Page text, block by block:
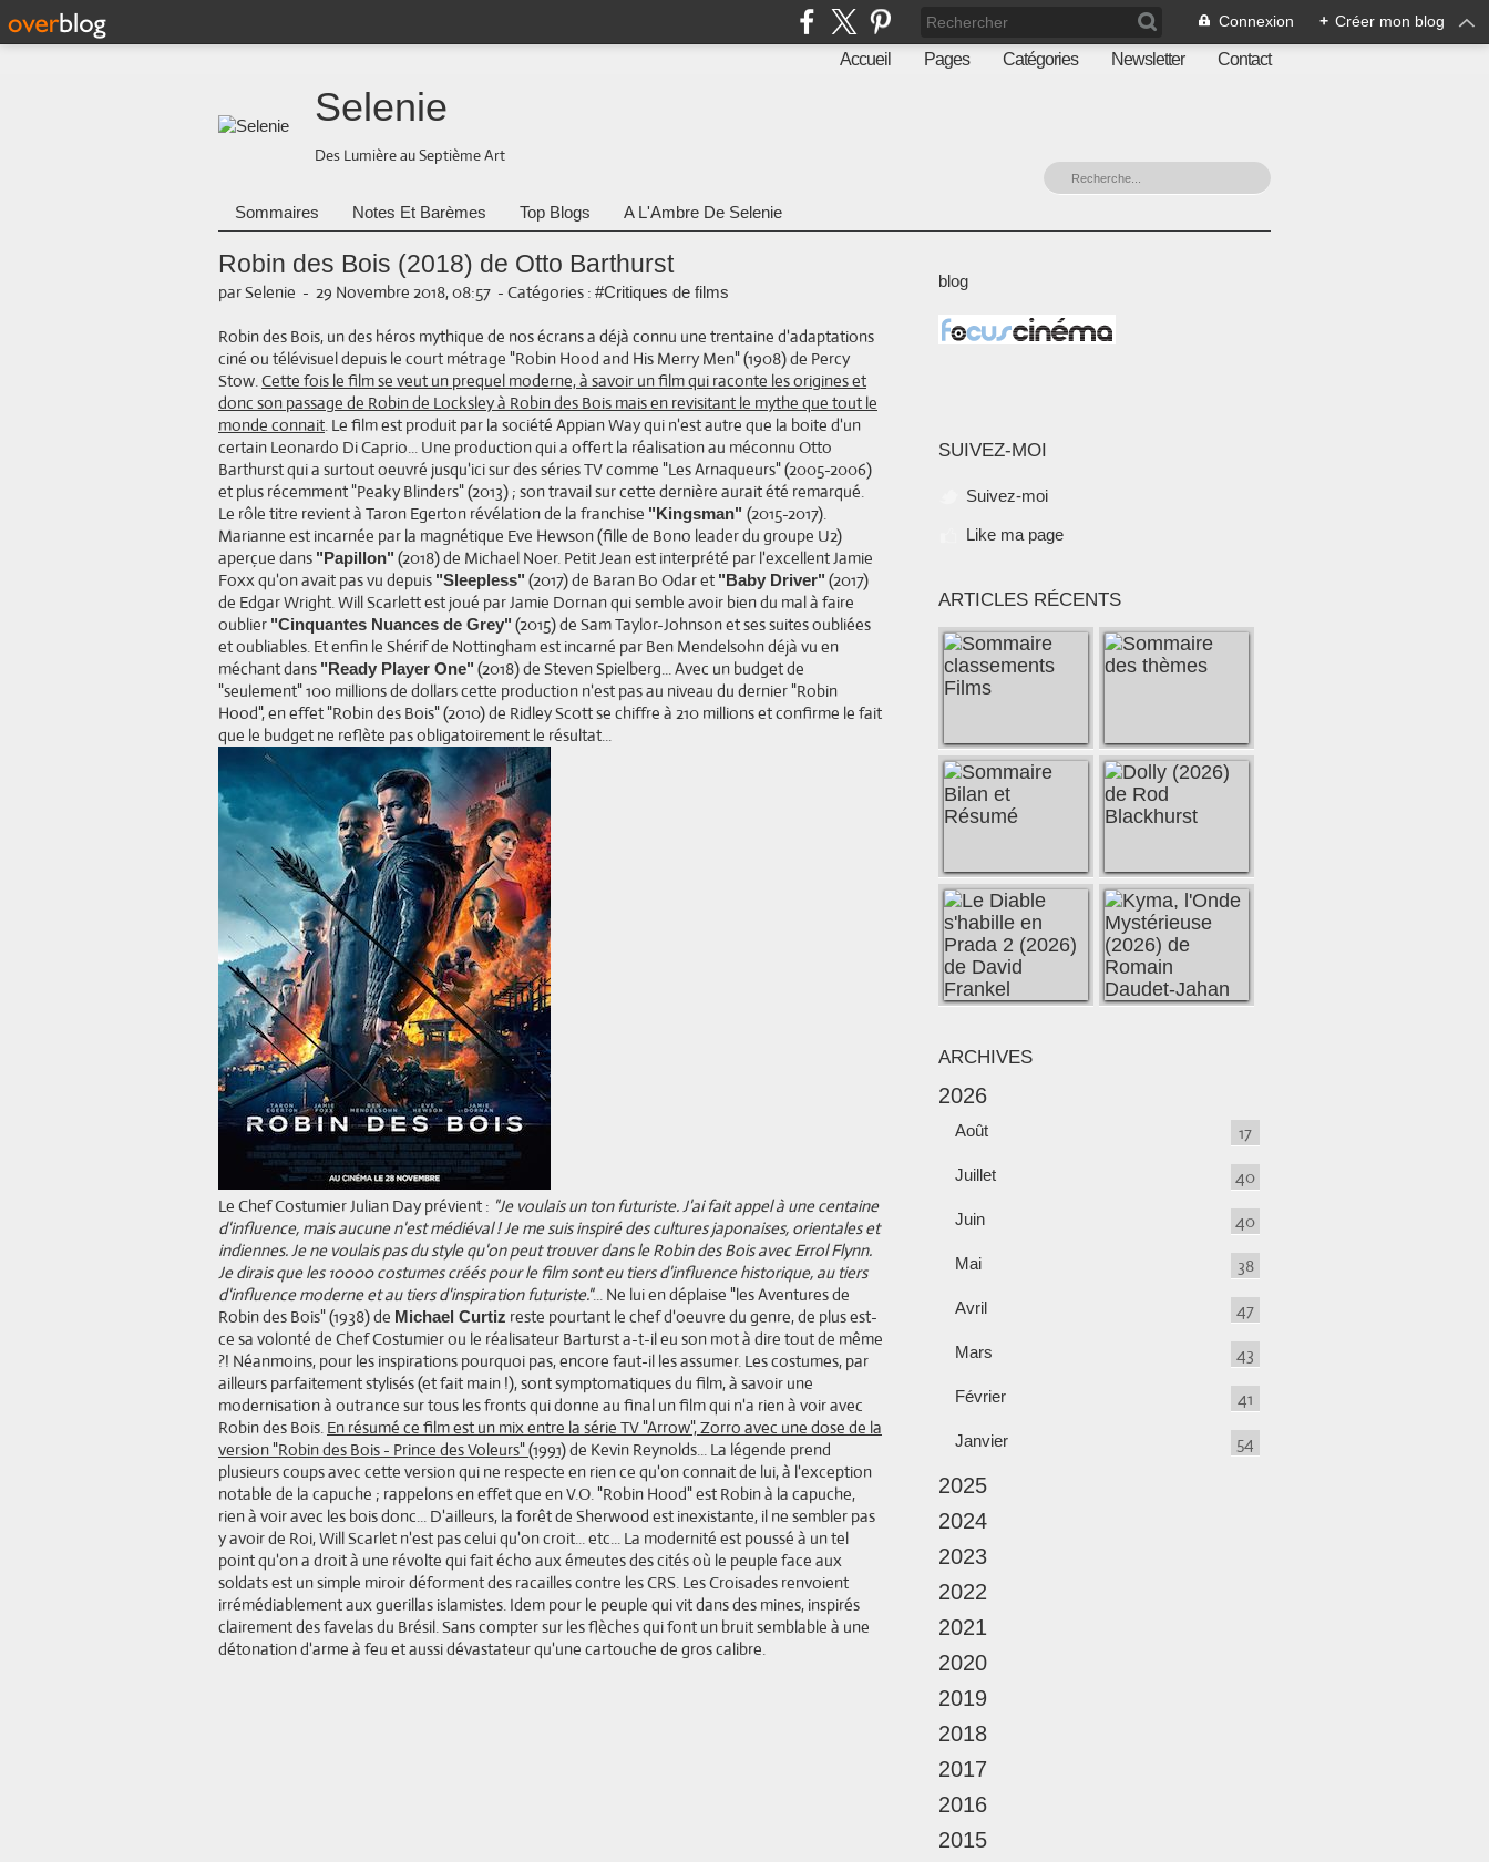
Connexion + Créer mon blog
Accueil Pages Catégories Newsletter Contact
Selenie
Des Lumière au Septième Art
Sommaires Notes Et Barèmes Top Blogs A L'Ambre De Selenie
Robin des Bois (2018) de Otto Barthurst
par Selenie - 29 Novembre 2018, 08:57 - Catégories : #Critiques de films
Robin des Bois, un des héros mythique de nos écrans a déjà connu une trentaine d'adaptations
ciné ou télévisuel depuis le court métrage "Robin Hood and His Merry Men" (1908) de Percy
Stow.Cette fois le film se veut un prequel moderne, à savoir un film qui raconte les origines et
donc son passage de Robin de Locksley à Robin des Bois mais en revisitant le mythe que tout le
monde connait. Le film est produit par la société Appian Way qui n'est autre que la boite d'un
certain Leonardo Di Caprio... Une production qui a offert la réalisation au méconnu Otto
Barthurst qui a surtout oeuvré jusqu'ici sur des séries TV comme "Les Arnaqueurs" (2005-2006)
et plus récemment "Peaky Blinders" (2013) ; son travail sur cette dernière aurait été remarqué.
Le rôle titre revient à Taron Egerton révélation de la franchise "Kingsman" (2015-2017).
Marianne est incarnée par la magnétique Eve Hewson (fille de Bono leader du groupe U2)
aperçue dans "Papillon" (2018) de Michael Noer. Petit Jean est interprété par l'excellent Jamie
Foxx qu'on avait pas vu depuis "Sleepless" (2017) de Baran Bo Odar et "Baby Driver" (2017)
de Edgar Wright. Will Scarlett est joué par Jamie Dornan qui semble avoir bien du mal à faire
oublier "Cinquantes Nuances de Grey" (2015) de Sam Taylor-Johnson et ses suites oubliées
et oubliables. Et enfin le Shérif de Nottingham est incarné par Ben Mendelsohn déjà vu en
méchant dans "Ready Player One" (2018) de Steven Spielberg... Avec un budget de
"seulement" 100 millions de dollars cette production n'est pas au niveau du dernier "Robin
Hood", en effet "Robin des Bois" (2010) de Ridley Scott se chiffre à 210 millions et confirme le fait
que le budget ne reflète pas obligatoirement le résultat...
Le Chef Costumier Julian Day prévient : "Je voulais un ton futuriste. J'ai fait appel à une centaine
d'influence, mais aucune n'est médiéval ! Je me suis inspiré des cultures japonaises, orientales et
indiennes. Je ne voulais pas du style qu'on peut trouver dans le Robin des Bois avec Errol Flynn.
Je dirais que les 10000 costumes créés pour le film sont eu tiers d'influence historique, au tiers
d'influence moderne et au tiers d'inspiration futuriste."... Ne lui en déplaise "les Aventures de
Robin des Bois" (1938) de Michael Curtiz reste pourtant le chef d'oeuvre du genre, de plus est-
ce sa volonté de Chef Costumier ou le réalisateur Barturst a-t-il eu son mot à dire tout de même
?! Néanmoins, pour les inspirations pourquoi pas, encore faut-il les assumer. Les costumes, par
ailleurs parfaitement stylisés (et fait main !), sont symptomatiques du film, à savoir une
modernisation à outrance sur tous les fronts qui donne au final un film qui n'a rien à voir avec
Robin des Bois. En résumé ce film est un mix entre la série TV "Arrow", Zorro avec une dose de la
version "Robin des Bois - Prince des Voleurs" (1991)de Kevin Reynolds... La légende prend
plusieurs coups avec cette version qui ne respecte en rien ce qu'on connait de lui, à l'exception
notable de la capuche ; rappelons en effet que en V.O. "Robin Hood" est Robin à la capuche,
rien à voir avec les bois donc... D'ailleurs, la forêt de Sherwood est inexistante, il ne sembler pas
y avoir de Roi, Will Scarlet n'est pas celui qu'on croit... etc... La modernité est poussé à un tel
point qu'on a droit à une révolte qui fait écho aux émeutes des cités où le peuple face aux
soldats est un simple miroir déforment des racailles contre les CRS. Les Croisades renvoient
irrémédiablement aux guerillas islamistes. Idem pour le peuple qui vit dans des mines, inspirés
clairement des favelas du Brésil. Sans compter sur les flèches qui font un bruit semblable à une
détonation d'arme à feu et aussi dévastateur qu'une cartouche de gros calibre.
blog
SUIVEZ-MOI
Suivez-moi
Like ma page
ARTICLES RÉCENTS
ARCHIVES
2026
Août 17
Juillet 40
Juin 40
Mai 38
Avril 47
Mars 43
Février 41
Janvier 54
2025
2024
2023
2022
2021
2020
2019
2018
2017
2016
2015